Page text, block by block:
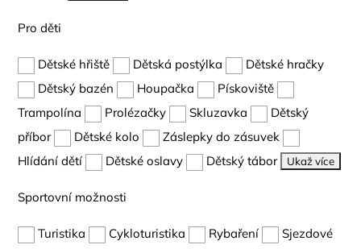
Pro děti
Dětské hřiště Dětská postýlka
Dětské hračky
Dětský bazén
Houpačka
Pískoviště
Trampolína
Prolézačky Skluzavka
Dětský
příbor
Dětské kolo
Záslepky do zásuvek
Hlídání dětí
Dětské oslavy Dětský tábor Ukaž více
Sportovní možnosti
Turistika Cykloturistika Rybaření
Sjezdové